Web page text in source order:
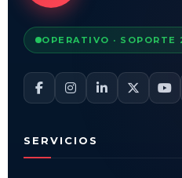
OPERATIVO · SOPORTE
SERVICIOS